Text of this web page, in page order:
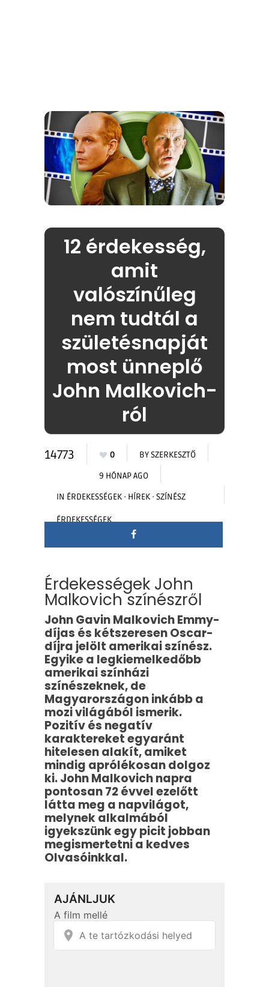
12 érdekesség,
amit
valószínűleg
nem tudtál a
születésnapját
most ünneplő
John Malkovich-
ról
14773 0 BYSZERKESZTŐ
9 HÓNAP AGO
IN ÉRDEKESSÉGEK · HÍREK · SZÍNÉSZ
ÉRDEKESSÉGEK
Érdekességek John
Malkovich színészről
John Gavin Malkovich Emmy-
díjas és kétszeresen Oscar-
díjra jelölt amerikai színész.
Egyike a legkiemelkedőbb
amerikai színházi
színészeknek, de
Magyarországon inkább a
mozi világából ismerik.
Pozitív és negatív
karaktereket egyaránt
hitelesen alakít, amiket
mindig aprólékosan dolgoz
ki. John Malkovich napra
pontosan 72 évvel ezelőtt
látta meg a napvilágot,
melynek alkalmából
igyekszünk egy picit jobban
megismertetni a kedves
Olvasóinkkal.